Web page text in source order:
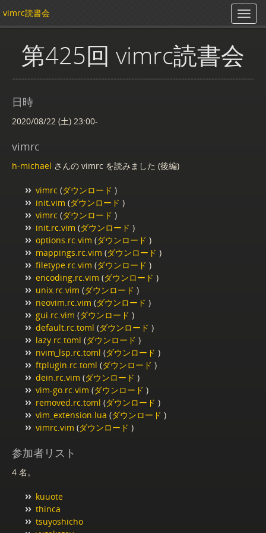
vimrc読書会
第425回 vimrc読書会
日時
2020/08/22 (土) 23:00-
vimrc
h-michael さんの vimrc を読みました (後編)
vimrc (ダウンロード )
init.vim (ダウンロード )
vimrc (ダウンロード )
init.rc.vim (ダウンロード )
options.rc.vim (ダウンロード )
mappings.rc.vim (ダウンロード )
filetype.rc.vim (ダウンロード )
encoding.rc.vim (ダウンロード )
unix.rc.vim (ダウンロード )
neovim.rc.vim (ダウンロード )
gui.rc.vim (ダウンロード )
default.rc.toml (ダウンロード )
lazy.rc.toml (ダウンロード )
nvim_lsp.rc.toml (ダウンロード )
ftplugin.rc.toml (ダウンロード )
dein.rc.vim (ダウンロード )
vim-go.rc.vim (ダウンロード )
removed.rc.toml (ダウンロード )
vim_extension.lua (ダウンロード )
vimrc.vim (ダウンロード )
参加者リスト
4 名。
kuuote
thinca
tsuyoshicho